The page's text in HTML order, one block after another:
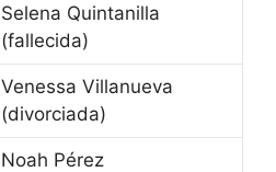
Selena Quintanilla
(fallecida)
Venessa Villanueva
(divorciada)
Noah Pérez